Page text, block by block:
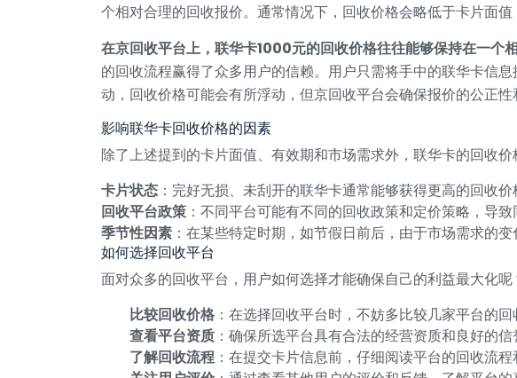
个相对合理的回收报价。通常情况下，回收价格会略低于卡片面值
在京回收平台上，联华卡1000元的回收价格往往能够保持在一个
的回收流程赢得了众多用户的信赖。用户只需将手中的联华卡信
动，回收价格可能会有所浮动，但京回收平台会确保报价的公正性
影响联华卡回收价格的因素
除了上述提到的卡片面值、有效期和市场需求外，联华卡的回收价
卡片状态 ：完好无损、未刮开的联华卡通常能够获得更高的回收价
回收平台政策 ：不同平台可能有不同的回收政策和定价策略，导
季节性因素 ：在某些特定时期，如节假日前后，由于市场需求的
如何选择回收平台
面对众多的回收平台，用户如何选择才能确保自己的利益最大化
比较回收价格 ：在选择回收平台时，不妨多比较几家平台的
查看平台资质 ：确保所选平台具有合法的经营资质和良好的
了解回收流程：在提交卡片信息前，仔细阅读平台的回收流